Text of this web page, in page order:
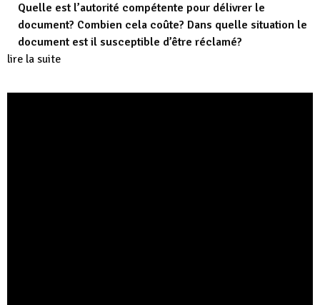
Quelle est l’autorité compétente pour délivrer le
document? Combien cela coûte? Dans quelle situation le
document est il susceptible d’être réclamé?
lire la suite